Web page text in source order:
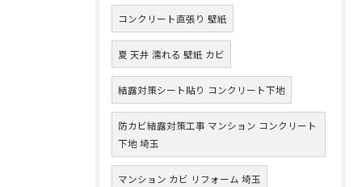
コンクリート直張り 壁紙
夏 天井 濡れる 壁紙 カビ
結露対策シート貼り コンクリート下地
防カビ結露対策工事 マンション コンクリート
下地 埼玉
マンション カビ リフォーム 埼玉